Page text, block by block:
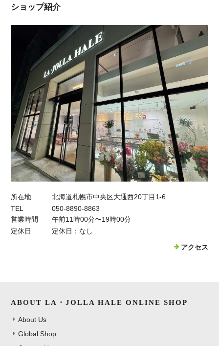
ショップ紹介
所在地
北海道札幌市中央区大通西20丁目1-6
TEL
050-8890-8863
営業時間
午前11時00分〜19時00分
定休日
定休日：なし
アクセス
ABOUT LA・JOLLA HALE ONLINE SHOP
About Us
Global Shop